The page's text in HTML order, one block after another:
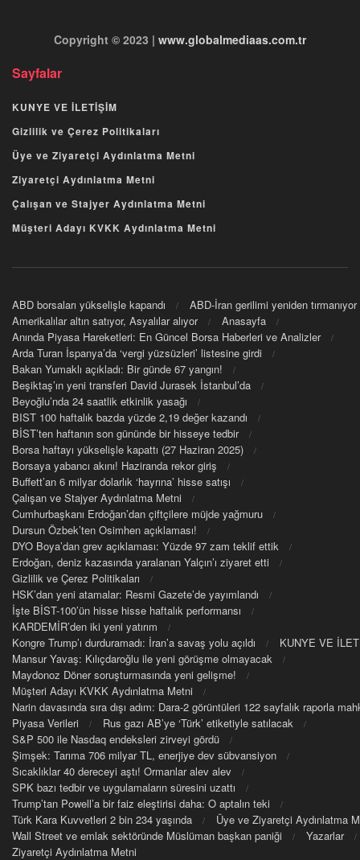
Copyright © 2023 | www.globalmediaas.com.tr
Sayfalar
KUNYE VE İLETİŞİM
Gizlilik ve Çerez Politikaları
Üye ve Ziyaretçi Aydınlatma Metni
Ziyaretçi Aydınlatma Metni
Çalışan ve Stajyer Aydınlatma Metni
Müşteri Adayı KVKK Aydınlatma Metni
ABD borsaları yükselişle kapandı
ABD-İran gerilimi yeniden tırmanıyor
Amerikalılar altın satıyor, Asyalılar alıyor
Anasayfa
Anında Piyasa Hareketleri: En Güncel Borsa Haberleri ve Analizler
Arda Turan İspanya’da ‘vergi yüzsüzleri’ listesine girdi
Bakan Yumaklı açıkladı: Bir günde 67 yangın!
Beşiktaş’ın yeni transferi David Jurasek İstanbul’da
Beyoğlu’nda 24 saatlik etkinlik yasağı
BIST 100 haftalık bazda yüzde 2,19 değer kazandı
BİST’ten haftanın son gününde bir hisseye tedbir
Borsa haftayı yükselişle kapattı (27 Haziran 2025)
Borsaya yabancı akını! Haziranda rekor giriş
Buffett’an 6 milyar dolarlık ‘hayrına’ hisse satışı
Çalışan ve Stajyer Aydınlatma Metni
Cumhurbaşkanı Erdoğan’dan çiftçilere müjde yağmuru
Dursun Özbek’ten Osimhen açıklaması!
DYO Boya’dan grev açıklaması: Yüzde 97 zam teklif ettik
Erdoğan, deniz kazasında yaralanan Yalçın’ı ziyaret etti
Gizlilik ve Çerez Politikaları
HSK’dan yeni atamalar: Resmi Gazete’de yayımlandı
İşte BİST-100’ün hisse hisse haftalık performansı
KARDEMİR’den iki yeni yatırım
Kongre Trump’ı durduramadı: İran’a savaş yolu açıldı
KUNYE VE
Mansur Yavaş: Kılıçdaroğlu ile yeni görüşme olmayacak
Maydonoz Döner soruşturmasında yeni gelişme!
Müşteri Adayı KVKK Aydınlatma Metni
Narin davasında sıra dışı adım: Dara-2 görüntüleri 122 sayfalık raporla
Piyasa Verileri
Rus gazı AB’ye ‘Türk’ etiketiyle satılacak
S&P 500 ile Nasdaq endeksleri zirveyi gördü
Şimşek: Tarıma 706 milyar TL, enerjiye dev sübvansiyon
Sıcaklıklar 40 dereceyi aştı! Ormanlar alev alev
SPK bazı tedbir ve uygulamaların süresini uzattı
Trump’tan Powell’a bir faiz eleştirisi daha: O aptalın teki
Türk Kara Kuvvetleri 2 bin 234 yaşında
Üye ve Ziyaretçi Aydınlatma
Wall Street ve emlak sektöründe Müslüman başkan paniği
Yazarlar
Ziyaretçi Aydınlatma Metni